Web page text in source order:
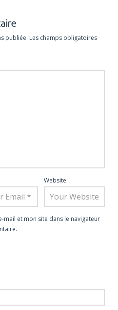
publiée. Les champs obligatoires
Website
mail et mon site dans le navigateur